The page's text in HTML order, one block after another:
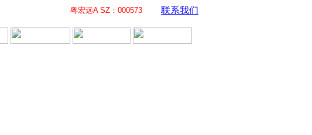
粤宏远A SZ：000573 联系我们